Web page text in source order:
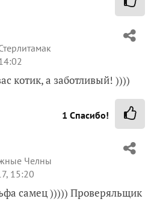
котик, а заботливый! ))))
1 Спасибо!
Челны
15:20
самец ))))) Проверяльщик